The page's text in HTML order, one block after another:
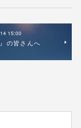
15:00
』の皆さんへ